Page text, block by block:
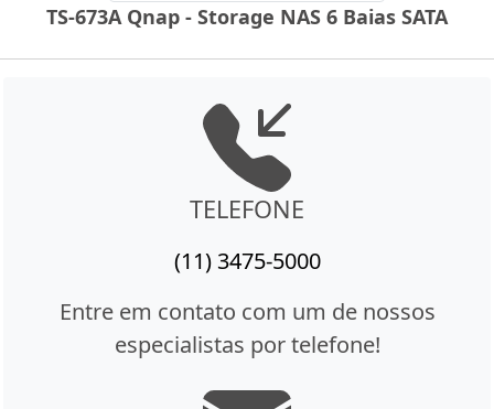
TS-673A Qnap - Storage NAS 6 Baias SATA
TELEFONE
(11) 3475-5000
Entre em contato com um de nossos
especialistas por telefone!